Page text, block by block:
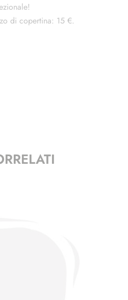
di copertina: 15 €.